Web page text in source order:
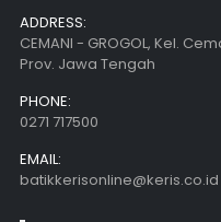
ADDRESS:
CEMANI - GROGOL, Kel.
Prov. Jawa Tengah
PHONE:
0271 717500
EMAIL:
batikkerisonline@keris.co.id